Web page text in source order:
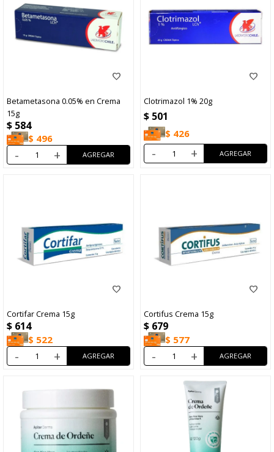
Betametasona 0.05% en Crema
15g
$ 584
$ 496
- +
Clotrimazol 1% 20g
$ 501
$ 426
- +
Cortifar Crema 15g
$ 614
$ 522
- +
Cortifus Crema 15g
$ 679
$ 577
- +